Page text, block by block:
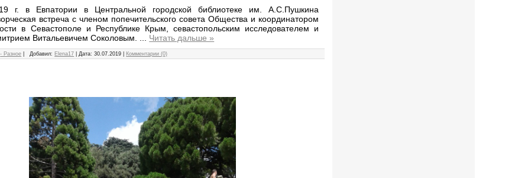
г. в Евпатории в Центральной городской библиотеке им. А.С.Пушкина
встреча с членом попечительского совета Общества и координатором
в Севастополе и Республике Крым, севастопольским исследователем и
Витальевичем Соколовым.
Читать дальше »
- Разное Добавил: Elena17 |Дата: 30.07.2019 Комментарии (0)